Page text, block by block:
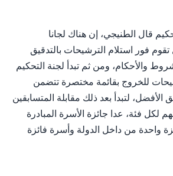
قال الطنيجي، إن هناك لجانا
فور استلام الترشيحات بالتدقيق
والأحكام، ومن ثم تبدأ لجنة التحكيم
للخروج بقائمة مختصرة تتضمن
لتبدأ بعد ذلك مقابلة المتسابقين
أفضل (3) منهم لكل فئة، عدا جائزة الأسرة المبادرة
واحدة من داخل الدولة وأسرة فائزة